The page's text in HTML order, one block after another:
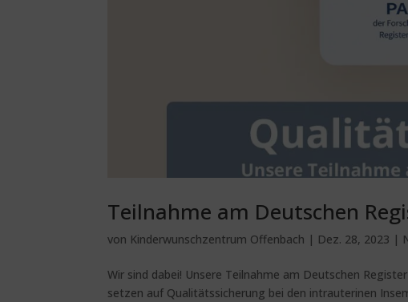
Teilnahme am Deutschen
von Kinderwunschzentrum Offenbach | Dez. 28, 2023 |
Wir sind dabei! Unsere Teilnahme am Deutschen
setzen auf Qualitätssicherung bei den intrauterinen